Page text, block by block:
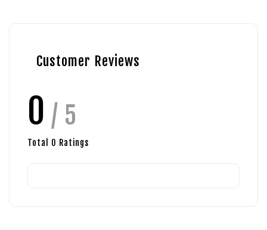
Customer Reviews
0 / 5
Total 0 Ratings